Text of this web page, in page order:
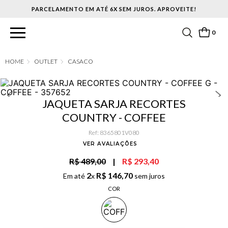
PARCELAMENTO EM ATÉ 6X SEM JUROS. APROVEITE!
0
OUTLET CASACO
JAQUETA SARJA RECORTES
COUNTRY - COFFEE
Ref: 8365801V080
VER AVALIAÇÕES
R$ 489,00 | R$ 293,40
Em até 2x R$ 146,70 sem juros
COR